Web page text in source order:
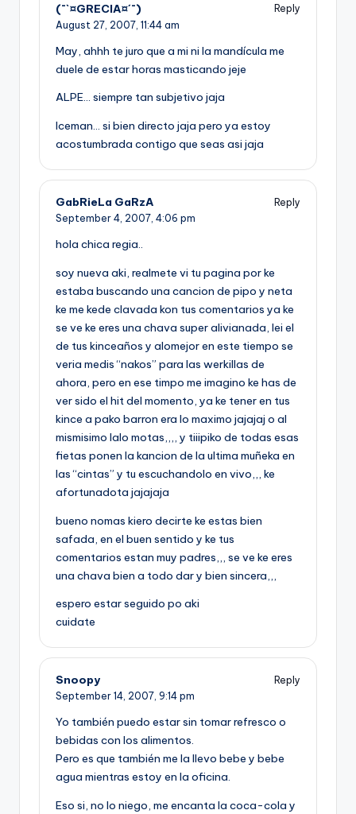
(¯`¤GRECIA¤´¯)
Reply
August 27, 2007, 11:44 am
May, ahhh te juro que a mi ni la mandí­cula me
duele de estar horas masticando jeje
ALPE… siempre tan subjetivo jaja
Iceman… si bien directo jaja pero ya estoy
acostumbrada contigo que seas asi jaja
GabRieLa GaRzA
Reply
September 4, 2007, 4:06 pm
hola chica regia..
soy nueva aki, realmete vi tu pagina por ke
estaba buscando una cancion de pipo y neta
ke me kede clavada kon tus comentarios ya ke
se ve ke eres una chava super alivianada, lei el
de tus kinceaños y alomejor en este tiempo se
veria medis “nakos” para las werkillas de
ahora, pero en ese timpo me imagino ke has de
ver sido el hit del momento, ya ke tener en tus
kince a pako barron era lo maximo jajajaj o al
mismisimo lalo motas,,,, y tiiipiko de todas esas
fietas ponen la kancion de la ultima muñeka en
las “cintas” y tu escuchandolo en vivo,,, ke
afortunadota jajajaja
bueno nomas kiero decirte ke estas bien
safada, en el buen sentido y ke tus
comentarios estan muy padres,,, se ve ke eres
una chava bien a todo dar y bien sincera,,,
espero estar seguido po aki
cuidate
Snoopy
Reply
September 14, 2007, 9:14 pm
Yo también puedo estar sin tomar refresco o
bebidas con los alimentos.
Pero es que también me la llevo bebe y bebe
agua mientras estoy en la oficina.
Eso si, no lo niego, me encanta la coca-cola y